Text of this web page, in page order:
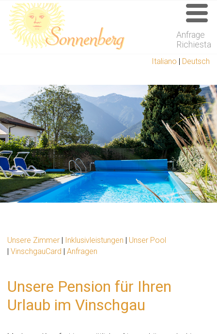
Anfrage
Richiesta
Italiano | Deutsch
Unsere Zimmer | Inklusivleistungen | Unser Pool
| VinschgauCard | Anfragen
Unsere Pension für Ihren
Urlaub im Vinschgau